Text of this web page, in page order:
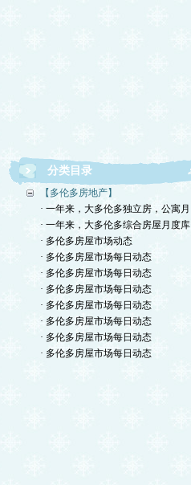
分类目录
【多伦多房地产】
· 一年来，大多伦多独立房，公寓月
· 一年来，大多伦多综合房屋月度库
· 多伦多房屋市场动态
· 多伦多房屋市场每日动态
· 多伦多房屋市场每日动态
· 多伦多房屋市场每日动态
· 多伦多房屋市场每日动态
· 多伦多房屋市场每日动态
· 多伦多房屋市场每日动态
· 多伦多房屋市场每日动态